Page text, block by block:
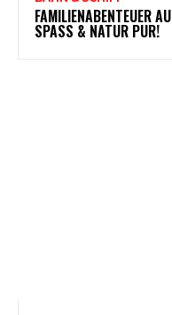
FAMILIENABENTEUER
SPASS & NATUR PUR!